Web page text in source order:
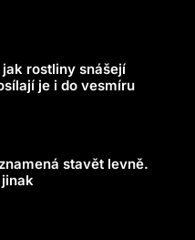
rostliny snášejí
je i do vesmíru
stavět levně.